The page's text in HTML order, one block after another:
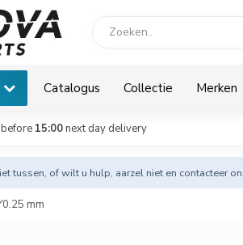
Catalogus Collectie Merken
15:00next day delivery
tussen, of wilt u hulp, aarzel niet en contacteer
mm